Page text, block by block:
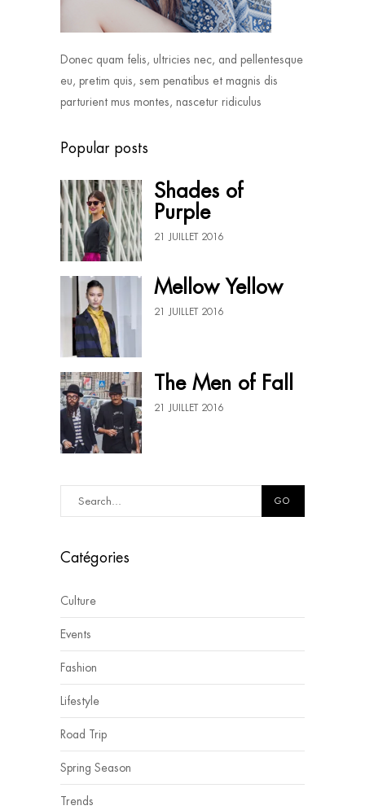
Donec quam felis, ultricies nec, and pellentesque
eu, pretim quis, sem penatibus et magnis dis
parturient mus montes, nascetur ridiculus
Popular posts
Shades of
Purple
21 JUILLET 2016
Mellow Yellow
21 JUILLET 2016
The Men of Fall
21 JUILLET 2016
GO
Catégories
Culture
Events
Fashion
Lifestyle
Road Trip
Spring Season
Trends